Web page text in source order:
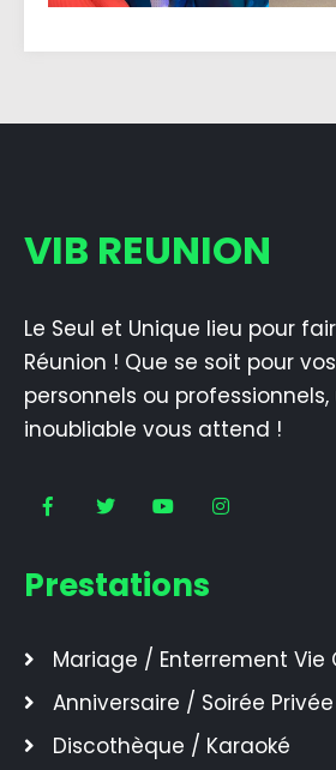
VIB REUNION
Le Seul et Unique lieu pour
Réunion ! Que se soit pour
personnels ou
inoubliable vous attend !
Prestations
Mariage / Enterrement Vie
Anniversaire / Soirée Privée
Discothèque / Karaoké